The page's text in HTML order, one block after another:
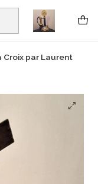
em Viana do
Croix par Laurent